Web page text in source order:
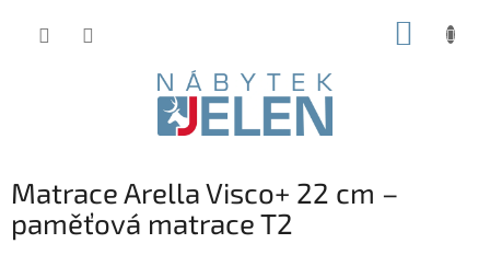
Matrace Arella Visco+ 22 cm –
paměťová matrace T2